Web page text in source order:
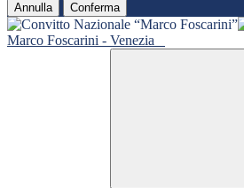
Annulla Conferma
Marco Foscarini - Venezia